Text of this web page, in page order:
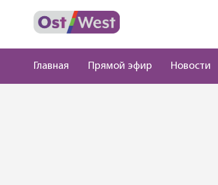
Главная Прямой эфир Новости